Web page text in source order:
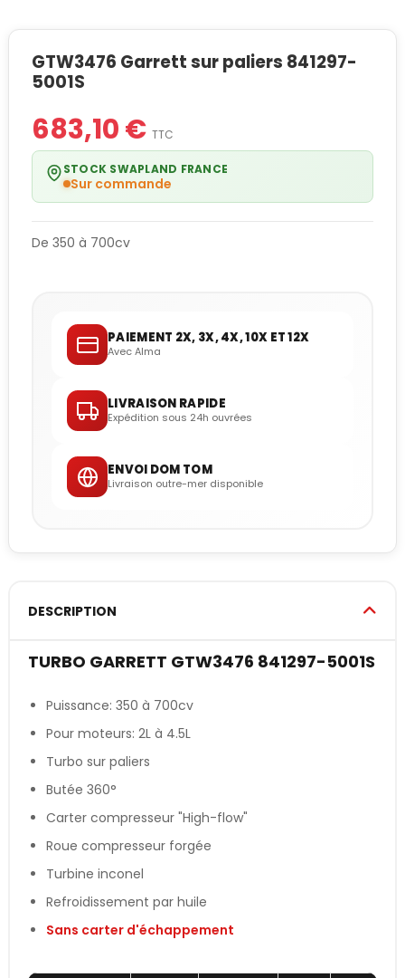
GTW3476 Garrett sur paliers 841297-
5001S
683,10 € TTC
STOCK SWAPLAND FRANCE
Sur commande
De 350 à 700cv
PAIEMENT 2X, 3X, 4X, 10X ET 12X
Avec Alma
LIVRAISON RAPIDE
Expédition sous 24h ouvrées
ENVOI DOM TOM
Livraison outre-mer disponible
DESCRIPTION
TURBO GARRETT GTW3476 841297-5001S
Puissance: 350 à 700cv
Pour moteurs: 2L à 4.5L
Turbo sur paliers
Butée 360°
Carter compresseur "High-flow"
Roue compresseur forgée
Turbine inconel
Refroidissement par huile
Sans carter d'échappement